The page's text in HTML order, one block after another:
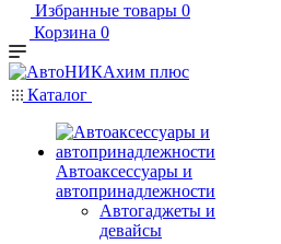
Избранные товары 0
Корзина 0
Каталог
Автоаксессуары и
автопринадлежности
Автогаджеты и
девайсы